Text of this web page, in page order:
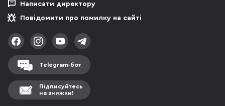
Написати директору
Повідомити про помилку на сайті
Telegram-бот
Підписуйтесь
на знижки!